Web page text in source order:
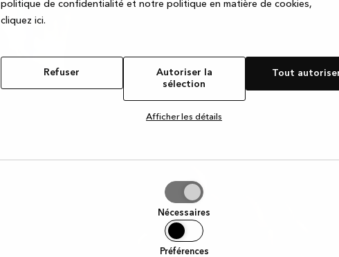
politique de confidentialité et notre politique en matière de cookies,
cliquez ici.
Refuser
Autoriser la
sélection
Tout
Afficher les détails
Nécessaires
Préférences